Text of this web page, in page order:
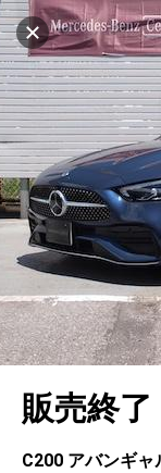
車を探す
中古車検索
販売店検索
エリア別最新ニュース
品質と保証
ローン・リース
自動車保険
カタログ情報
アカウント
ログイン
マイアカウント
マイリスト
保存した検索条件
問合せ履歴
アカウントの確認・編集
アフターサービス
アフターサービス
車検／定期点検
コーティング
タイヤ交換
ボディ修理
企業情報
企業概要
業績決算情報
プレスリリース
ヤナセの歴史
リンク
ヤナセ認定中古車
BMW認定中古車
フォルクスワーゲン認定中古
プライバシーポリシー
利用規約
金融商品の勧誘方針
販売終了
C200 アバンギ